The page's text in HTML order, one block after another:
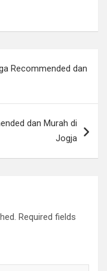
Recommended dan
dan Murah di
Jogja
Required fields